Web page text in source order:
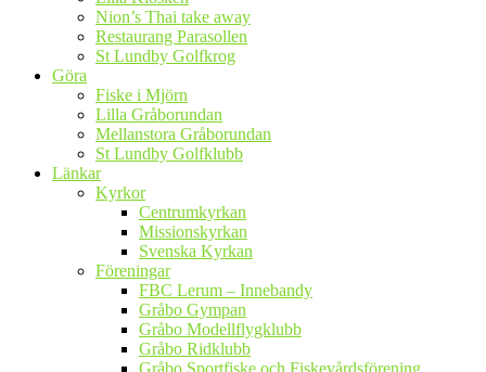
Nion’s Thai take away
Restaurang Parasollen
St Lundby Golfkrog
Göra
Fiske i Mjörn
Lilla Gråborundan
Mellanstora Gråborundan
St Lundby Golfklubb
Länkar
Kyrkor
Centrumkyrkan
Missionskyrkan
Svenska Kyrkan
Föreningar
FBC Lerum – Innebandy
Gråbo Gympan
Gråbo Modellflygklubb
Gråbo Ridklubb
Gråbo Sportfiske och Fiskevårdsförening